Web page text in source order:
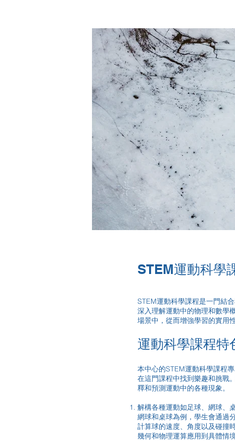
STEM運動科學
STEM運動科學課程是一門結
深入理解運動中的物理和數學
場景中，從而增強學習的實用
運動科學課程特
本中心的STEM運動科學課程
在這門課程中找到樂趣和挑戰
釋和預測運動中的各種現象。
解構各種運動如足球、網球、
網球和桌球為例，學生會通過
計算球的速度、角度以及碰撞
幾何和物理運算應用到具體情境